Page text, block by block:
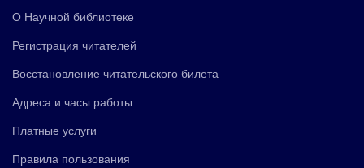
О Научной библиотеке
Регистрация читателей
Восстановление читательского билета
Адреса и часы работы
Платные услуги
Правила пользования